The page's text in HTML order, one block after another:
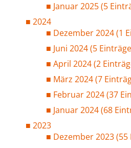
Januar 2025 (5
2024
Dezember 2024 (1
Juni 2024 (5
April 2024 (2
März 2024 (7
Februar 2024 (37
Januar 2024 (68
2023
Dezember 2023 (55